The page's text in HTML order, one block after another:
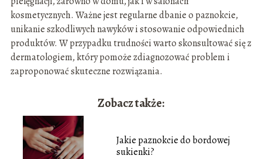
kosmetycznych. Ważne jest regularne dbanie o paznokcie,
unikanie szkodliwych nawyków i stosowanie odpowiednich
produktów. W przypadku trudności warto skonsultować się z
dermatologiem, który pomoże zdiagnozować problem i
zaproponować skuteczne rozwiązania.
Zobacz także:
Jakie paznokcie do bordowej
sukienki?